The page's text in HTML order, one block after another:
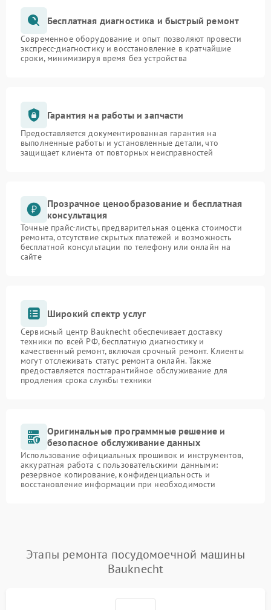
Бесплатная диагностика и быстрый ремонт
Современное оборудование и опыт позволяют провести
экспресс-диагностику и восстановление в кратчайшие
сроки, минимизируя время без устройства
Гарантия на работы и запчасти
Предоставляется документированная гарантия на
выполненные работы и установленные детали, что
защищает клиента от повторных неисправностей
Прозрачное ценообразование и бесплатная
консультация
Точные прайс-листы, предварительная оценка стоимости
ремонта, отсутствие скрытых платежей и возможность
бесплатной консультации по телефону или онлайн на
сайте
Широкий спектр услуг
Сервисный центр Bauknecht обеспечивает доставку
техники по всей РФ, бесплатную диагностику и
качественный ремонт, включая срочный ремонт. Клиенты
могут отслеживать статус ремонта онлайн. Также
предоставляется постгарантийное обслуживание для
продления срока службы техники
Оригинальные программные решение и
безопасное обслуживание данных
Использование официальных прошивок и инструментов,
аккуратная работа с пользовательскими данными:
резервное копирование, конфиденциальность и
восстановление информации при необходимости
Этапы ремонта посудомоечной машины
Bauknecht